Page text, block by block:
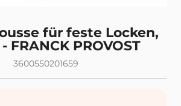
für feste Locken,
FRANCK PROVOST
3600550201659